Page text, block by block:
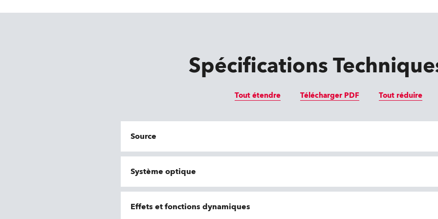
Spécifications
Tout étendre Télécharger PDF Tout réduire
Source
Système optique
Effets et fonctions dynamiques